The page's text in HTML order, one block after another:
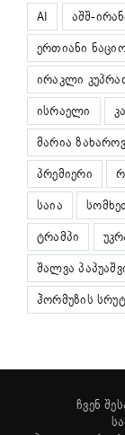
AI აშშ-
ერთიანი
ირაკლი
ისრაელი
მარია
პრემიერი
საია
ტრამპი
შალვა
ჰორმუზის
ჩვენ